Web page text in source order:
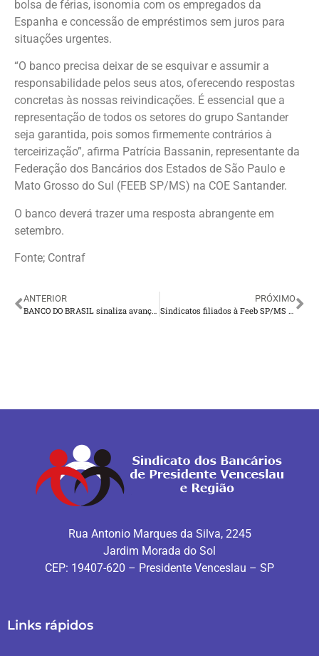
bolsa de férias, isonomia com os empregados da
Espanha e concessão de empréstimos sem juros para
situações urgentes.
“O banco precisa deixar de se esquivar e assumir a
responsabilidade pelos seus atos, oferecendo respostas
concretas às nossas reivindicações. É essencial que a
representação de todos os setores do grupo Santander
seja garantida, pois somos firmemente contrários à
terceirização”, afirma Patrícia Bassanin, representante da
Federação dos Bancários dos Estados de São Paulo e
Mato Grosso do Sul (FEEB SP/MS) na COE Santander.
O banco deverá trazer uma resposta abrangente em
setembro.
Fonte; Contraf
ANTERIOR
PRÓXIMO
Rua Antonio Marques da Silva, 2245
Jardim Morada do Sol
CEP: 19407-620 – Presidente Venceslau – SP
Links rápidos